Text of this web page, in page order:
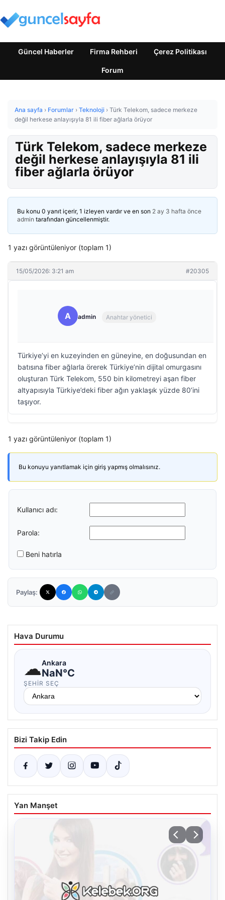
Güncel Haberler Firma Rehberi Çerez Politikası
Forum
Ana sayfa › Forumlar › Teknoloji › Türk Telekom, sadece merkeze
değil herkese anlayışıyla 81 ili fiber ağlarla örüyor
Türk Telekom, sadece merkeze
değil herkese anlayışıyla 81 ili
fiber ağlarla örüyor
Bu konu 0 yanıt içerir, 1 izleyen vardır ve en son 2 ay 3 hafta önce
admin tarafından güncellenmiştir.
1 yazı görüntüleniyor (toplam 1)
15/05/2026: 3:21 am #20305
A admin Anahtar yönetici
Türkiye’yi en kuzeyinden en güneyine, en doğusundan en
batısına fiber ağlarla örerek Türkiye’nin dijital omurgasını
oluşturan Türk Telekom, 550 bin kilometreyi aşan fiber
altyapısıyla Türkiye’deki fiber ağın yaklaşık yüzde 80’ini
taşıyor.
1 yazı görüntüleniyor (toplam 1)
Bu konuyu yanıtlamak için giriş yapmış olmalısınız.
Kullanıcı adı:
Parola:
Beni hatırla
Paylaş:
Hava Durumu
☁Ankara
NaN°C
ŞEHIR SEÇ
Bizi Takip Edin
Yan Manşet